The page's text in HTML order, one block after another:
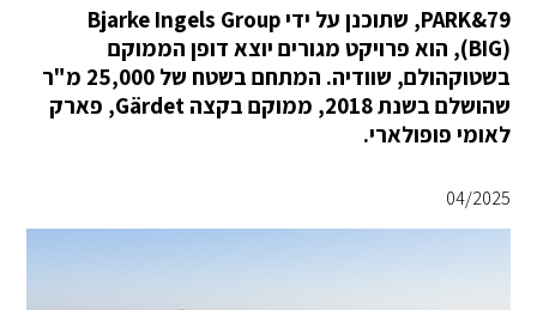
79&PARK, שתוכנן על ידי Bjarke Ingels Group
(BIG), הוא פרויקט מגורים יוצא דופן הממוקם
בשטוקהולם, שוודיה. המתחם בשטח של 25,000 מ"ר
שהושלם בשנת 2018, ממוקם בקצה Gärdet, פארק
לאומי פופולארי.
04/2025